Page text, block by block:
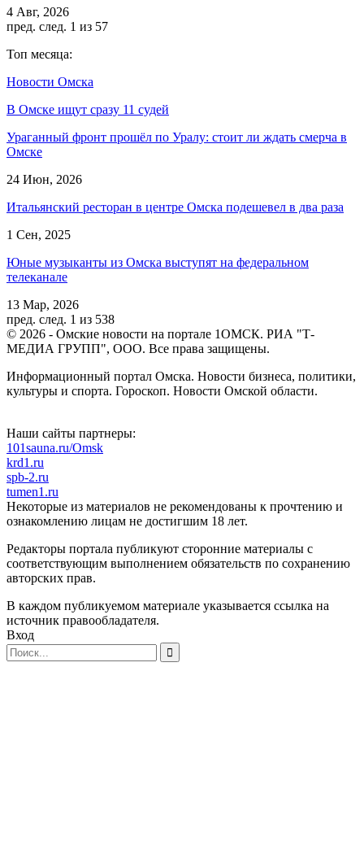
4 Авг, 2026
пред. след. 1 из 57
Топ месяца:
Новости Омска
В Омске ищут сразу 11 судей
Ураганный фронт прошёл по Уралу: стоит ли ждать смерча в
Омске
24 Июн, 2026
Итальянский ресторан в центре Омска подешевел в два раза
1 Сен, 2025
Юные музыканты из Омска выступят на федеральном
телеканале
13 Мар, 2026
пред. след. 1 из 538
© 2026 - Омские новости на портале 1ОМСК. РИА "Т-
МЕДИА ГРУПП", ООО. Все права защищены.
Информационный портал Омска. Новости бизнеса, политики,
культуры и спорта. Гороскоп. Новости Омской области.
Наши сайты партнеры:
101sauna.ru/Omsk
krd1.ru
spb-2.ru
tumen1.ru
Некоторые из материалов не рекомендованы к прочтению и
ознакомлению лицам не достигшим 18 лет.
Редакторы портала публикуют сторонние материалы с
соответствующим выполнением обязательств по сохранению
авторских прав.
В каждом публикуемом материале указывается ссылка на
источник правообладателя.
Вход